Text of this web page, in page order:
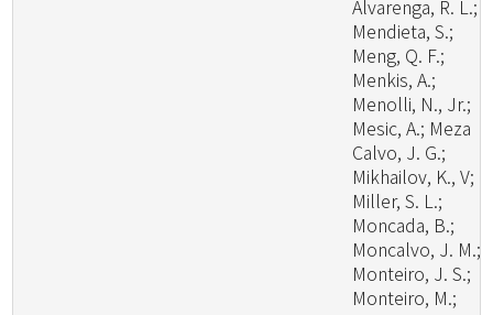
Alvarenga, R. L.;
Mendieta, S.;
Meng, Q. F.;
Menkis, A.;
Menolli, N., Jr.;
Mesic, A.; Meza
Calvo, J. G.;
Mikhailov, K., V;
Miller, S. L.;
Moncada, B.;
Moncalvo, J. M.;
Monteiro, J. S.;
Monteiro, M.;